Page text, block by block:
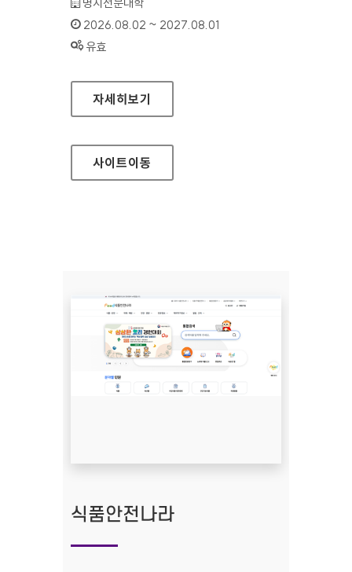
인증기간 :
2026.08.02 ~ 2027.08.01
상태 :
유효
명지전문대학
자세히보기
사이트이동
식품안전나라